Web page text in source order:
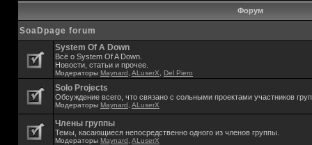
Форум
SoaDpage forum
System Of A Down
Всё о System Of A Down.
Новости, статьи и прочее.
Модераторы Maynard ALuserX Del Piero
Solo Projects
Обсуждение всего, что связано с сольными проектами участников
Модераторы Maynard ALuserX
Члены группы
Темы, касающиеся непосредственно одного из членов группы.
Модераторы Maynard ALuserX